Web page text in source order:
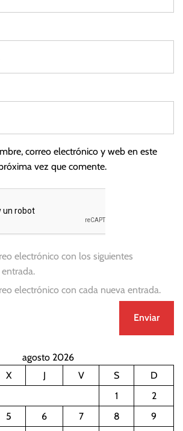
correo electrónico y web en este
vez que comente.
electrónico con los siguientes
electrónico con cada nueva entrada.
agosto 2026
X J V S
D
1
2
5 6 7 8
9